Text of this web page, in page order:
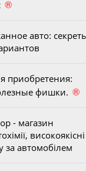
®
авто:
приобретения:
фишки. ®
- магазин
високоякісні
за автомобілем